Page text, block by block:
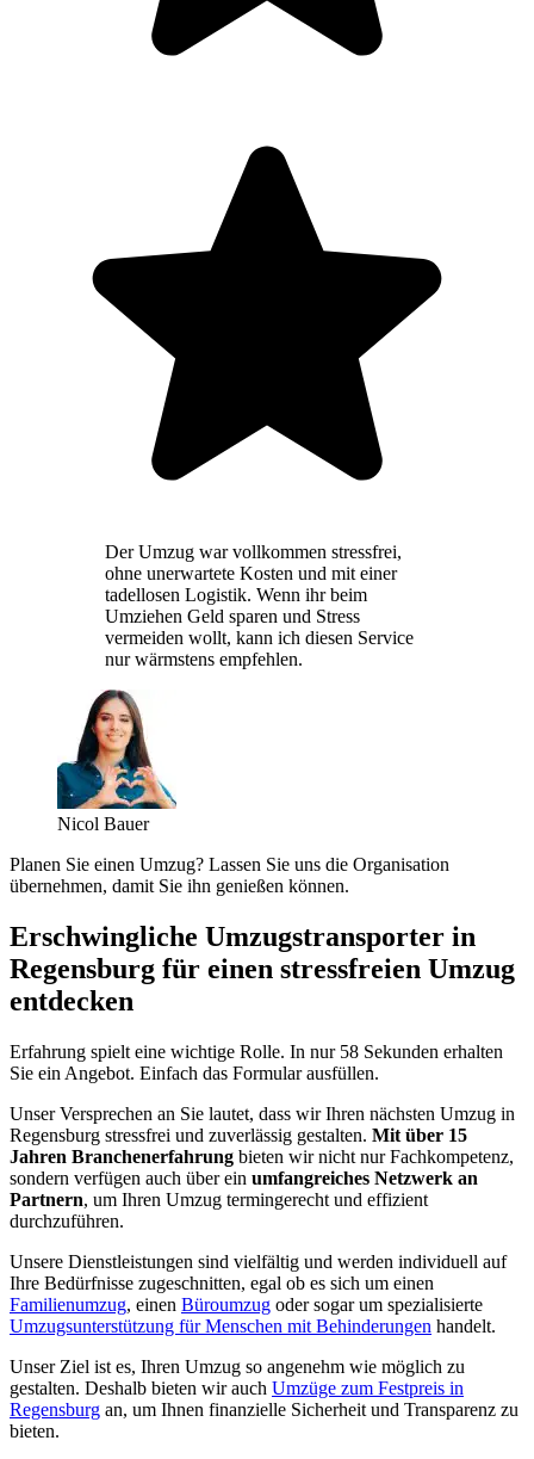
Der Umzug war vollkommen stressfrei,
ohne unerwartete Kosten und mit einer
tadellosen Logistik. Wenn ihr beim
Umziehen Geld sparen und Stress
vermeiden wollt, kann ich diesen Service
nur wärmstens empfehlen.
Nicol Bauer
Planen Sie einen Umzug? Lassen Sie uns die Organisation
übernehmen, damit Sie ihn genießen können.
Erschwingliche Umzugstransporter in
Regensburg für einen stressfreien Umzug
entdecken
Erfahrung spielt eine wichtige Rolle. In nur 58 Sekunden erhalten
Sie ein Angebot. Einfach das Formular ausfüllen.
Unser Versprechen an Sie lautet, dass wir Ihren nächsten Umzug in
Regensburg stressfrei und zuverlässig gestalten. Mit über 15
Jahren Branchenerfahrung bieten wir nicht nur Fachkompetenz,
sondern verfügen auch über ein umfangreiches Netzwerk an
Partnern, um Ihren Umzug termingerecht und effizient
durchzuführen.
Unsere Dienstleistungen sind vielfältig und werden individuell auf
Ihre Bedürfnisse zugeschnitten, egal ob es sich um einen
Familienumzug, einen Büroumzug oder sogar um spezialisierte
Umzugsunterstützung für Menschen mit Behinderungen handelt.
Unser Ziel ist es, Ihren Umzug so angenehm wie möglich zu
gestalten. Deshalb bieten wir auch Umzüge zum Festpreis in
Regensburg an, um Ihnen finanzielle Sicherheit und Transparenz zu
bieten.